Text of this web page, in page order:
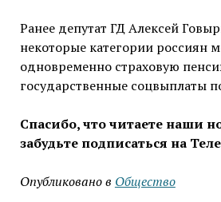
Ранее депутат ГД Алексей
некоторые категории россиян
одновременно страховую
государственные соцвыплаты
Спасибо, что читаете наши
забудьте подписаться на
Опубликовано в Общество